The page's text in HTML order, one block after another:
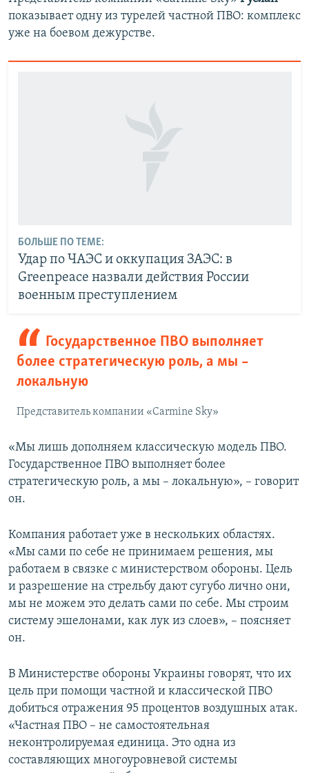
показывает одну из турелей частной ПВО: комплекс
уже на боевом дежурстве.
БОЛЬШЕ ПО ТЕМЕ:
Удар по ЧАЭС и оккупация ЗАЭС: в
Greenpeace назвали действия России
военным преступлением
Государственное ПВО выполняет
более стратегическую роль, а мы –
локальную
Представитель компании «Carmine Sky»
«Мы лишь дополняем классическую модель ПВО.
Государственное ПВО выполняет более
стратегическую роль, а мы – локальную», – говорит
он.
Компания работает уже в нескольких областях.
«Мы сами по себе не принимаем решения, мы
работаем в связке с министерством обороны. Цель
и разрешение на стрельбу дают сугубо лично они,
мы не можем это делать сами по себе. Мы строим
систему эшелонами, как лук из слоев», – поясняет
он.
В Министерстве обороны Украины говорят, что их
цель при помощи частной и классической ПВО
добиться отражения 95 процентов воздушных атак.
«Частная ПВО – не самостоятельная
неконтролируемая единица. Это одна из
составляющих многоуровневой системы